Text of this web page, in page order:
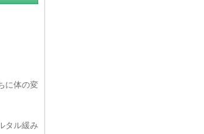
に体の変
タル緩み